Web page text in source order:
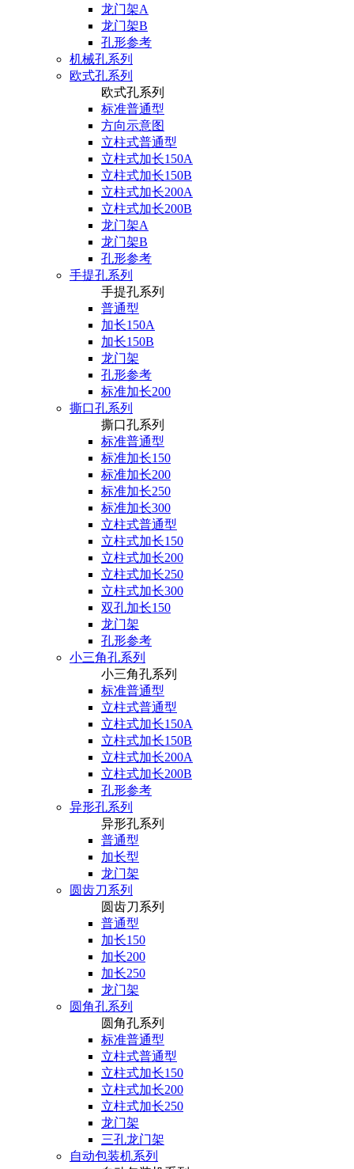
龙门架A
龙门架B
孔形参考
机械孔系列
欧式孔系列
欧式孔系列
标准普通型
方向示意图
立柱式普通型
立柱式加长150A
立柱式加长150B
立柱式加长200A
立柱式加长200B
龙门架A
龙门架B
孔形参考
手提孔系列
手提孔系列
普通型
加长150A
加长150B
龙门架
孔形参考
标准加长200
撕口孔系列
撕口孔系列
标准普通型
标准加长150
标准加长200
标准加长250
标准加长300
立柱式普通型
立柱式加长150
立柱式加长200
立柱式加长250
立柱式加长300
双孔加长150
龙门架
孔形参考
小三角孔系列
小三角孔系列
标准普通型
立柱式普通型
立柱式加长150A
立柱式加长150B
立柱式加长200A
立柱式加长200B
孔形参考
异形孔系列
异形孔系列
普通型
加长型
龙门架
圆齿刀系列
圆齿刀系列
普通型
加长150
加长200
加长250
龙门架
圆角孔系列
圆角孔系列
标准普通型
立柱式普通型
立柱式加长150
立柱式加长200
立柱式加长250
龙门架
三孔龙门架
自动包装机系列